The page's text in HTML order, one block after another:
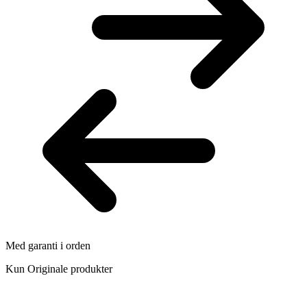
Med garanti i orden
Kun Originale produkter